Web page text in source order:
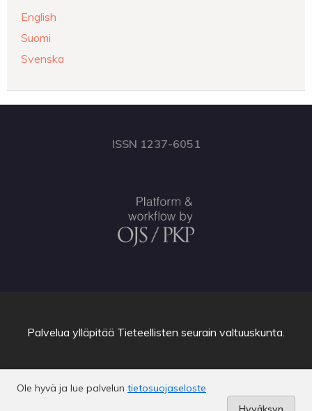
English
Suomi
Svenska
ISSN 1237-6051
Ole hyvä ja lue palvelun tietosuojaseloste
Palvelua ylläpitää Tieteellisten seurain valtuuskunta